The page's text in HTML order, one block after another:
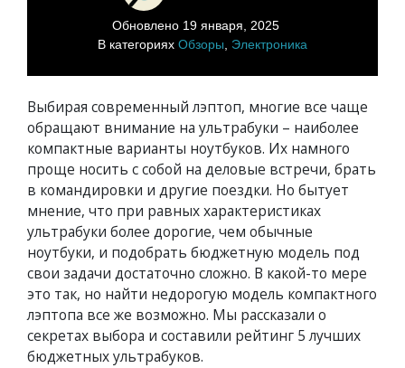
Обновлено 19 января, 2025
В категориях Обзоры Электроника
Выбирая современный лэптоп, многие все чаще
обращают внимание на ультрабуки – наиболее
компактные варианты ноутбуков. Их намного
проще носить с собой на деловые встречи, брать
в командировки и другие поездки. Но бытует
мнение, что при равных характеристиках
ультрабуки более дорогие, чем обычные
ноутбуки, и подобрать бюджетную модель под
свои задачи достаточно сложно. В какой-то мере
это так, но найти недорогую модель компактного
лэптопа все же возможно. Мы рассказали о
секретах выбора и составили рейтинг 5 лучших
бюджетных ультрабуков.